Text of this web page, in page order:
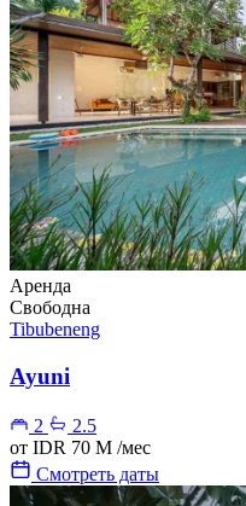
Аренда
Свободна
Tibubeneng
Ayuni
2
2.5
от IDR 70 M /мес
Смотреть даты